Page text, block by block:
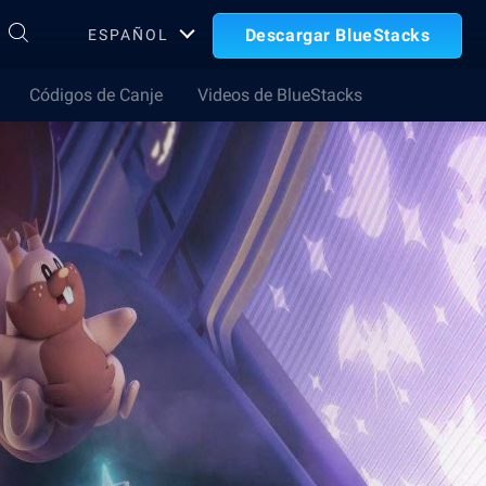
ESPAÑOL Descargar BlueStacks
Códigos de Canje Videos de BlueStacks